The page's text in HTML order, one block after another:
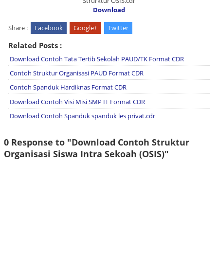
Download
Share : Facebook Google+ Twitter
Related Posts :
Download Contoh Tata Tertib Sekolah PAUD/TK Format CDR
Contoh Struktur Organisasi PAUD Format CDR
Contoh Spanduk Hardiknas Format CDR
Download Contoh Visi Misi SMP IT Format CDR
Download Contoh Spanduk spanduk les privat.cdr
0 Response to "Download Contoh Struktur
Organisasi Siswa Intra Sekoah (OSIS)"